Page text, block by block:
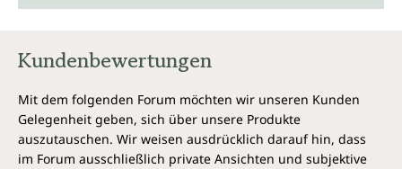
Kundenbewertungen
Mit dem folgenden Forum möchten wir unseren Kunden
Gelegenheit geben, sich über unsere Produkte
auszutauschen. Wir weisen ausdrücklich darauf hin, dass
im Forum ausschließlich private Ansichten und subjektive